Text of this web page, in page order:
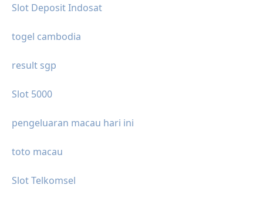
Slot Deposit Indosat
togel cambodia
result sgp
Slot 5000
pengeluaran macau hari ini
toto macau
Slot Telkomsel